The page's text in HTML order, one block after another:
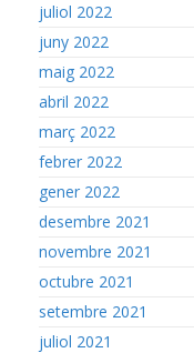
juliol 2022
juny 2022
maig 2022
abril 2022
març 2022
febrer 2022
gener 2022
desembre 2021
novembre 2021
octubre 2021
setembre 2021
juliol 2021